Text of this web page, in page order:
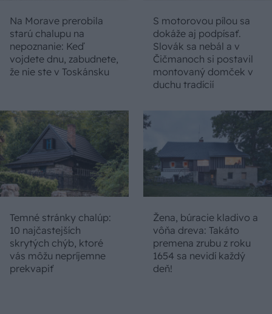
Na Morave prerobila
starú chalupu na
nepoznanie: Keď
vojdete dnu, zabudnete,
že nie ste v Toskánsku
S motorovou pílou sa
dokáže aj podpísať.
Slovák sa nebál a v
Čičmanoch si postavil
montovaný domček v
duchu tradícií
Temné stránky chalúp:
10 najčastejších
skrytých chýb, ktoré
vás môžu nepríjemne
prekvapiť
Žena, búracie kladivo a
vôňa dreva: Takáto
premena zrubu z roku
1654 sa nevidí každý
deň!